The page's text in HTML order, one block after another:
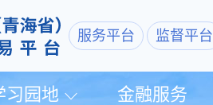
服务平台 监督平台
习园地 金融服务